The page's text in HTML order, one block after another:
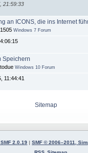
21:59:33
an ICONS, die ins Internet
Windows 7 Forum
Speichern
Windows 10 Forum
11:44:41
Sitemap
2.0.19
SMF © 2006–2011,